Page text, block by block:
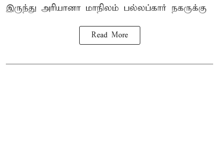
இருந்து அரியானா மாநிலம் பல்லப்கார் நகருக்கு
Read More